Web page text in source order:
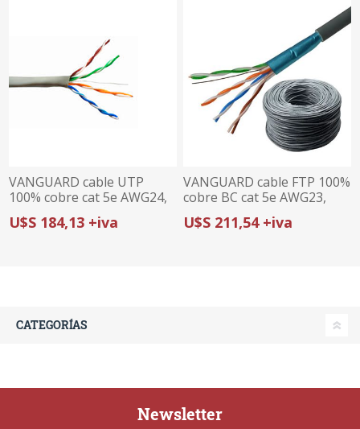
VANGUARD cable UTP
100% cobre cat 5e AWG24,
interior, caja 305 metros,
listado UL
U$S 184,13 +iva
VANGUARD cable FTP 100%
cobre BC cat 5e AWG23,
exterior, caja 305 metros,
listado UL
U$S 211,54 +iva
CATEGORÍAS
Newsletter